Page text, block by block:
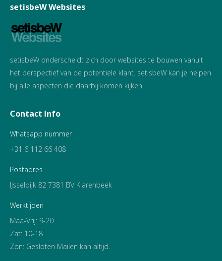
setisbeW Websites
setisbeW onderscheidt zich door websites te bouwen vanuit
het perspectief van de potentiele klant. setisbeW kan je helpen
bij alle aspecten die daarbij komen kijken.
Contact Info
Whatsapp nummer
+31 6 112 66 408
Postadres
IJsseldijk 82 7381 BV Klarenbeek
Werktijden
Maa-Vrij: 9-20
Zat: 10-18
Zon: Gesloten Mailen kan altijd.